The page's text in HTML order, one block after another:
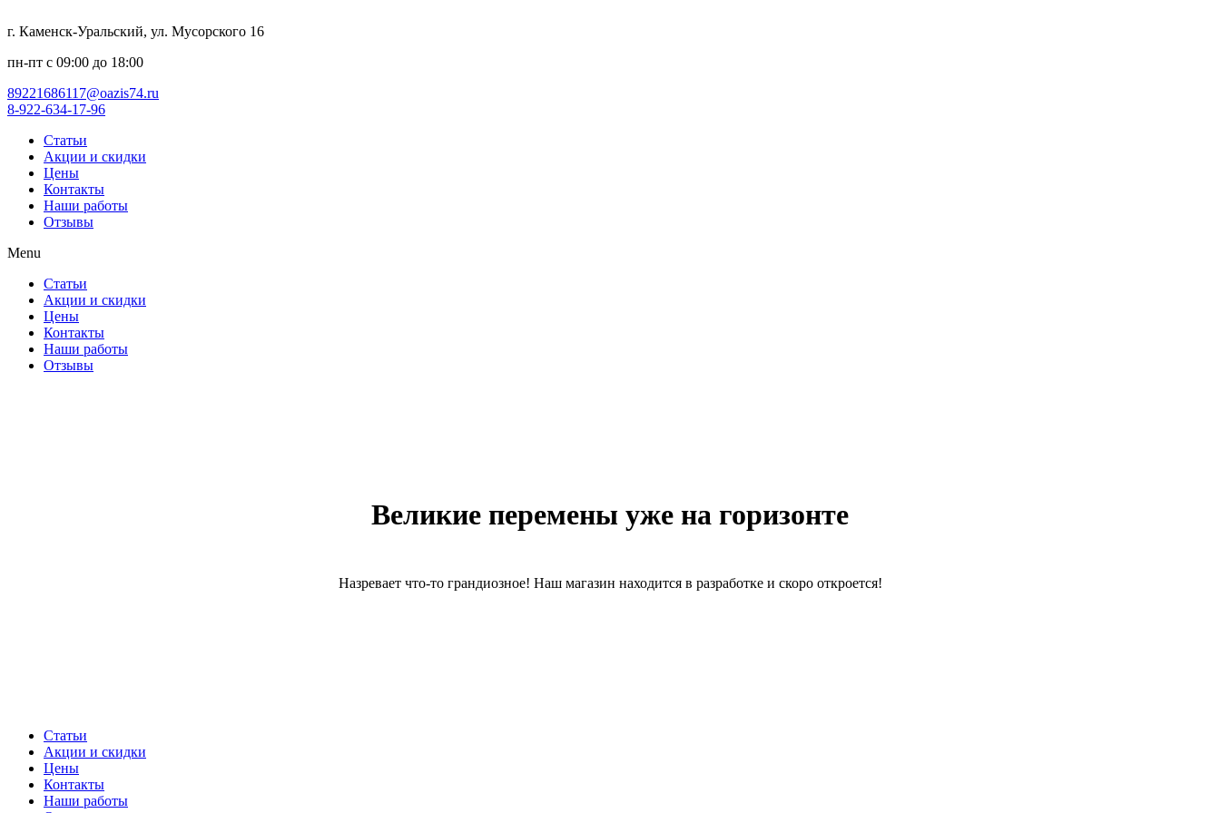
г. Каменск-Уральский, ул. Мусорского 16
пн-пт с 09:00 до 18:00
89221686117@oazis74.ru
8-922-634-17-96
Статьи
Акции и скидки
Цены
Контакты
Наши работы
Отзывы
Menu
Статьи
Акции и скидки
Цены
Контакты
Наши работы
Отзывы
Великие перемены уже на горизонте
Назревает что-то грандиозное! Наш магазин находится в разработке и скоро откроется!
Статьи
Акции и скидки
Цены
Контакты
Наши работы